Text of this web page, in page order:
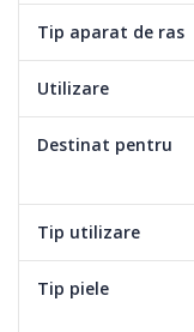
Rezultate de exceptie!
Tip aparat de ras
Utilizare
Destinat pentru
Tip utilizare
Tip piele